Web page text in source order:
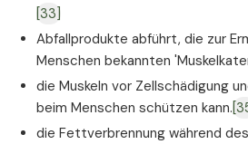
[33]
Abfallprodukte abführt, die zur
Menschen bekannten
die Muskeln vor Zellschädigung
beim Menschen schützen kann.
die Fettverbrennung während